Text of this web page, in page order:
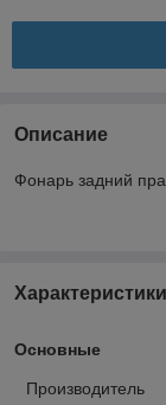
Описание
Фонарь задний
Характеристики
Основные
Производитель